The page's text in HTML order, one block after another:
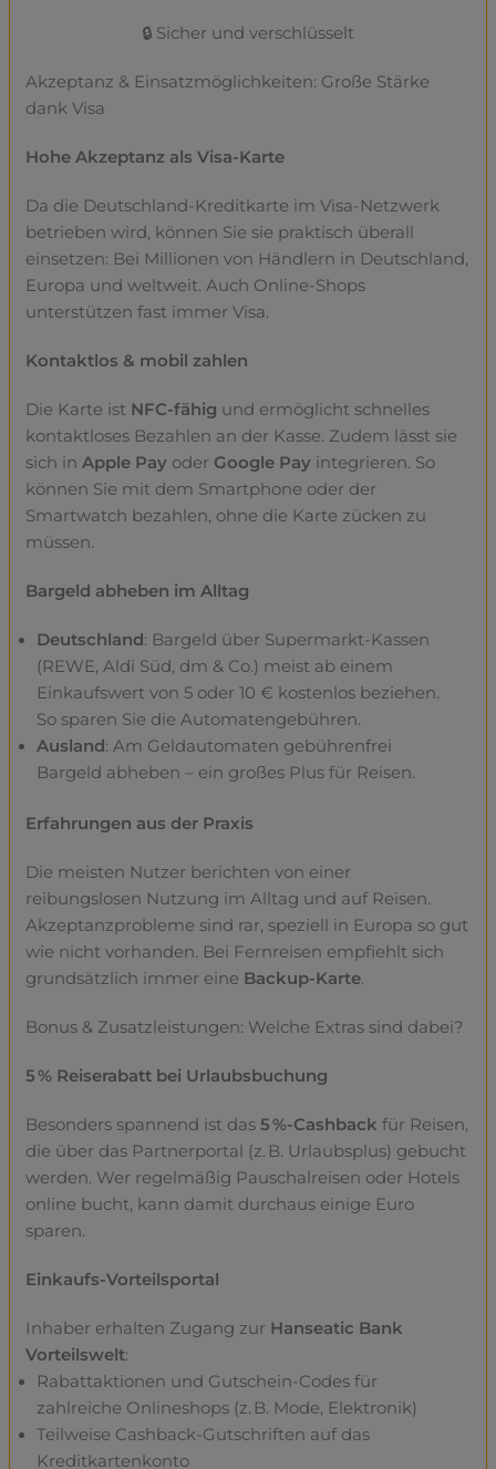
🔒 Sicher und verschlüsselt
Akzeptanz & Einsatzmöglichkeiten: Große Stärke
dank Visa
Hohe Akzeptanz als Visa-Karte
Da die Deutschland-Kreditkarte im Visa-Netzwerk
betrieben wird, können Sie sie praktisch überall
einsetzen: Bei Millionen von Händlern in Deutschland,
Europa und weltweit. Auch Online-Shops
unterstützen fast immer Visa.
Kontaktlos & mobil zahlen
Die Karte ist NFC-fähig und ermöglicht schnelles
kontaktloses Bezahlen an der Kasse. Zudem lässt sie
sich inApple Pay oder Google Pay integrieren. So
können Sie mit dem Smartphone oder der
Smartwatch bezahlen, ohne die Karte zücken zu
müssen.
Bargeld abheben im Alltag
Deutschland : Bargeld über Supermarkt-Kassen
(REWE, Aldi Süd, dm & Co.) meist ab einem
Einkaufswert von 5 oder 10 € kostenlos beziehen.
So sparen Sie die Automatengebühren.
Ausland : Am Geldautomaten gebührenfrei
Bargeld abheben – ein großes Plus für Reisen.
Erfahrungen aus der Praxis
Die meisten Nutzer berichten von einer
reibungslosen Nutzung im Alltag und auf Reisen.
Akzeptanzprobleme sind rar, speziell in Europa so gut
wie nicht vorhanden. Bei Fernreisen empfiehlt sich
grundsätzlich immer eine Backup-Karte.
Bonus & Zusatzleistungen: Welche Extras sind dabei?
5 % Reiserabatt bei Urlaubsbuchung
Besonders spannend ist das5 %-Cashback für Reisen,
die über das Partnerportal (z. B. Urlaubsplus) gebucht
werden. Wer regelmäßig Pauschalreisen oder Hotels
online bucht, kann damit durchaus einige Euro
sparen.
Einkaufs-Vorteilsportal
Inhaber erhalten Zugang zur Hanseatic Bank
Vorteilswelt:
Rabattaktionen und Gutschein-Codes für
zahlreiche Onlineshops (z. B. Mode, Elektronik)
Teilweise Cashback-Gutschriften auf das
Kreditkartenkonto